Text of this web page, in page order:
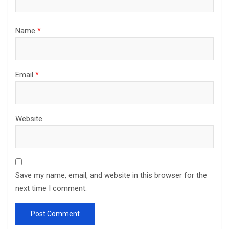
Name *
Email *
Website
Save my name, email, and website in this browser for the
next time I comment.